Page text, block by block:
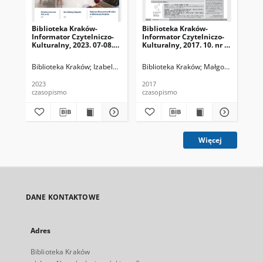
Biblioteka Kraków-
Informator Czytelniczo-
Kulturalny, 2023. 07-08.
Biblioteka Kraków Izabela Ronkiewicz-Brągiel (redaktor naczelna),
2023
czasopismo
Biblioteka Kraków-
Informator Czytelniczo-
Kulturalny, 2017. 10. nr 1
Biblioteka Kraków Małgorzata
2017
czasopismo
Więcej
DANE KONTAKTOWE
Adres
Biblioteka Kraków